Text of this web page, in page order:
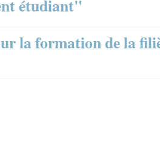
étudiant"
la formation de la